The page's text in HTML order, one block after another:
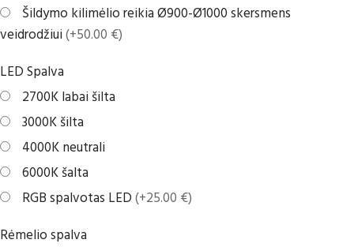
Šildymo kilimėlio reikia Ø900-Ø1000 skersmens
veidrodžiui(+50.00 €)
LED Spalva
2700K labai šilta
3000K šilta
4000K neutrali
6000K šalta
RGB spalvotas LED(+25.00 €)
Rėmelio spalva